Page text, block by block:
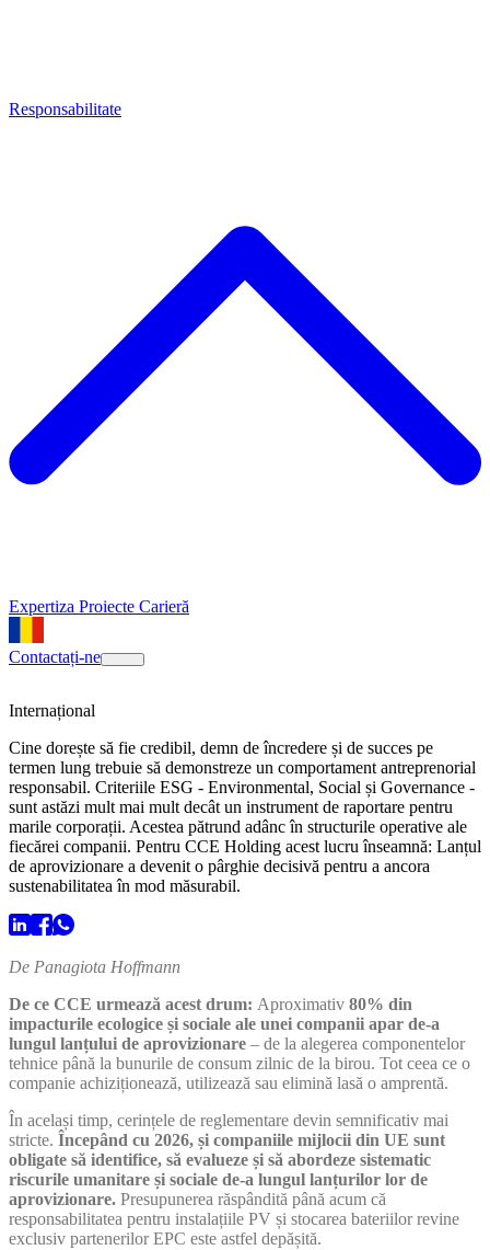
Responsabilitate
Expertiza Proiecte Carieră
Contactați-ne
Internațional
Cine dorește să fie credibil, demn de încredere și de succes pe
termen lung trebuie să demonstreze un comportament antreprenorial
responsabil. Criteriile ESG - Environmental, Social și Governance -
sunt astăzi mult mai mult decât un instrument de raportare pentru
marile corporații. Acestea pătrund adânc în structurile operative ale
fiecărei companii. Pentru CCE Holding acest lucru înseamnă: Lanțul
de aprovizionare a devenit o pârghie decisivă pentru a ancora
sustenabilitatea în mod măsurabil.
De Panagiota Hoffmann
De ce CCE urmează acest drum: Aproximativ 80% din
impacturile ecologice și sociale ale unei companii apar de-a
lungul lanțului de aprovizionare – de la alegerea componentelor
tehnice până la bunurile de consum zilnic de la birou. Tot ceea ce o
companie achiziționează, utilizează sau elimină lasă o amprentă.
În același timp, cerințele de reglementare devin semnificativ mai
stricte. Începând cu 2026, și companiile mijlocii din UE sunt
obligate să identifice, să evalueze și să abordeze sistematic
riscurile umanitare și sociale de-a lungul lanțurilor lor de
aprovizionare. Presupunerea răspândită până acum că
responsabilitatea pentru instalațiile PV și stocarea bateriilor revine
exclusiv partenerilor EPC este astfel depășită.